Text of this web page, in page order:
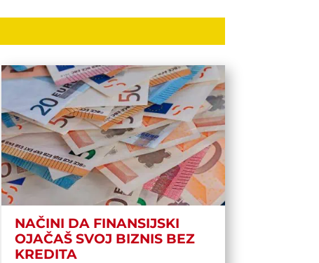
NAČINI DA FINANSIJSKI
OJAČAŠ SVOJ BIZNIS BEZ
KREDITA